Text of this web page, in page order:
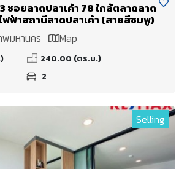
ซอยลาดปลาเค้า 78 ใกล้ตลาดลาด
ฟฟ้าสถานีลาดปลาเค้า (สายสีชมพู)
พมหานคร
Map
240.00 (ตร.ม.)
2
Selling